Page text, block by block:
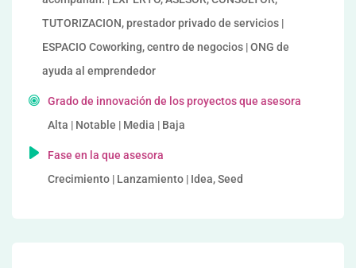
TUTORIZACION, prestador privado de servicios |
ESPACIO Coworking, centro de negocios | ONG de
ayuda al emprendedor
Grado de innovación de los proyectos que asesora
Alta | Notable | Media | Baja
Fase en la que asesora
Crecimiento | Lanzamiento | Idea, Seed